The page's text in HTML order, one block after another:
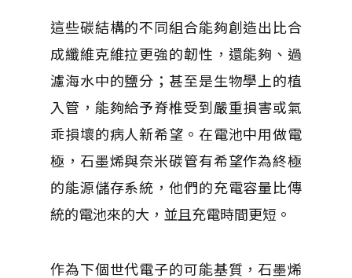
這些碳結構的不同組合能夠創造出比合
成纖維克維拉更強的韌性，還能夠、過
濾海水中的鹽分；甚至是生物學上的植
入管，能夠給予脊椎受到嚴重損害或氣
乖損壞的病人新希望。在電池中用做電
極，石墨烯與奈米碳管有希望作為終極
的能源儲存系統，他們的充電容量比傳
統的電池來的大，並且充電時間更短。
作為下個世代電子的可能基質，石墨烯